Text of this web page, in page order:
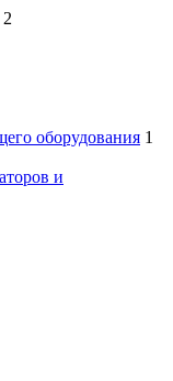
2
оборудования 1
и